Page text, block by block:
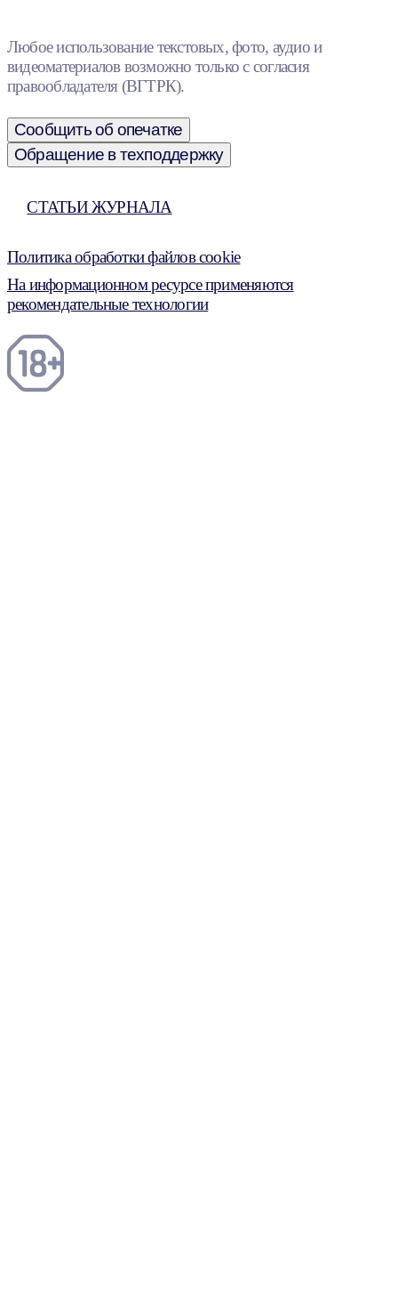
Любое использование текстовых, фото, аудио и
видеоматериалов возможно только с согласия
правообладателя (ВГТРК).
Сообщить об опечатке
Обращение в техподдержку
СТАТЬИ ЖУРНАЛА
Политика обработки файлов cookie
На информационном ресурсе применяются
рекомендательные технологии